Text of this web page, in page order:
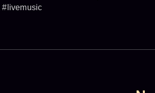
#livemusic